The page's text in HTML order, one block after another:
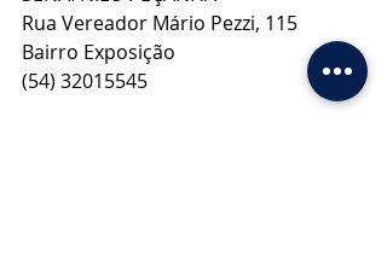
Rua Vereador Mário Pezzi, 115
Bairro Exposição
(54) 32015545